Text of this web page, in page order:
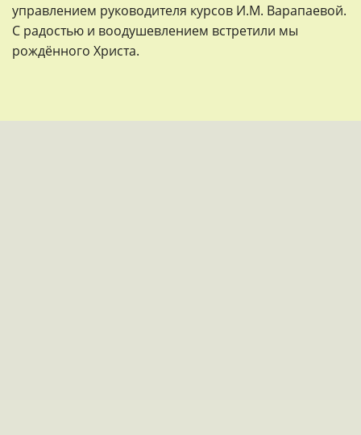
управлением руководителя курсов И.М. Варапаевой.
С радостью и воодушевлением встретили мы
рождённого Христа.